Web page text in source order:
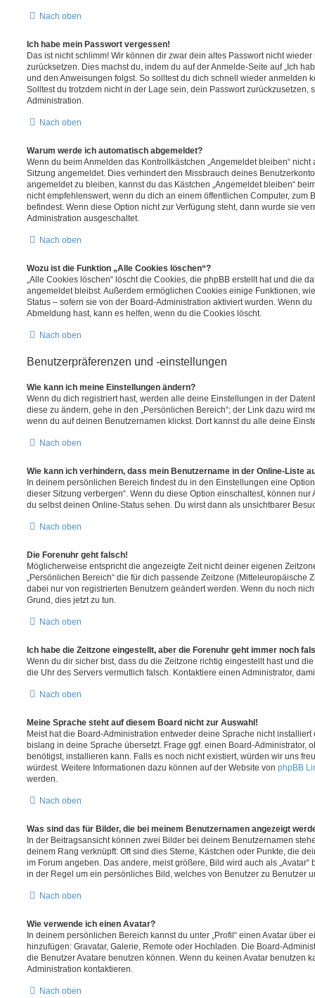
Nach oben
Ich habe mein Passwort vergessen!
Das ist nicht schlimm! Wir können dir zwar dein altes Passwort nicht
zurücksetzen. Dies machst du, indem du auf der Anmelde-Seite auf „Ich
und den Anweisungen folgst. So solltest du dich schnell wieder anmelden
Solltest du trotzdem nicht in der Lage sein, dein Passwort zurückzusetzen,
Administration.
Nach oben
Warum werde ich automatisch abgemeldet?
Wenn du beim Anmelden das Kontrollkästchen „Angemeldet bleiben“
Sitzung angemeldet. Dies verhindert den Missbrauch deines
angemeldet zu bleiben, kannst du das Kästchen „Angemeldet bleiben“
nicht empfehlenswert, wenn du dich an einem öffentlichen Computer, zum
befindest. Wenn diese Option nicht zur Verfügung steht, dann wurde sie
Administration ausgeschaltet.
Nach oben
Wozu ist die Funktion „Alle Cookies löschen“?
„Alle Cookies löschen“ löscht die Cookies, die phpBB erstellt hat und die
angemeldet bleibst. Außerdem ermöglichen Cookies einige Funktionen,
Status – sofern sie von der Board-Administration aktiviert wurden. Wenn
Abmeldung hast, kann es helfen, wenn du die Cookies löscht.
Nach oben
Benutzerpräferenzen und -einstellungen
Wie kann ich meine Einstellungen ändern?
Wenn du dich registriert hast, werden alle deine Einstellungen in der
diese zu ändern, gehe in den „Persönlichen Bereich“; der Link dazu wird
wenn du auf deinen Benutzernamen klickst. Dort kannst du alle deine
Nach oben
Wie kann ich verhindern, dass mein Benutzername in der Online-Liste
In deinem persönlichen Bereich findest du in den Einstellungen eine
dieser Sitzung verbergen“. Wenn du diese Option einschaltest, können
du selbst deinen Online-Status sehen. Du wirst dann als unsichtbarer
Nach oben
Die Forenuhr geht falsch!
Möglicherweise entspricht die angezeigte Zeit nicht deiner eigenen
„Persönlichen Bereich“ die für dich passende Zeitzone (Mitteleuropäische
dabei nur von registrierten Benutzern geändert werden. Wenn du noch
Grund, dies jetzt zu tun.
Nach oben
Ich habe die Zeitzone eingestellt, aber die Forenuhr geht immer noch
Wenn du dir sicher bist, dass du die Zeitzone richtig eingestellt hast und
die Uhr des Servers vermutlich falsch. Kontaktiere einen Administrator,
Nach oben
Meine Sprache steht auf diesem Board nicht zur Auswahl!
Meist hat die Board-Administration entweder deine Sprache nicht
bislang in deine Sprache übersetzt. Frage ggf. einen Board-Administrator,
benötigst, installieren kann. Falls es noch nicht existiert, würden wir uns
würdest. Weitere Informationen dazu können auf der Website von phpBB
werden.
Nach oben
Was sind das für Bilder, die bei meinem Benutzernamen angezeigt
In der Beitragsansicht können zwei Bilder bei deinem Benutzernamen
deinem Rang verknüpft: Oft sind dies Sterne, Kästchen oder Punkte, die
im Forum angeben. Das andere, meist größere, Bild wird auch als
in der Regel um ein persönliches Bild, welches von Benutzer zu Benutzer
Nach oben
Wie verwende ich einen Avatar?
In deinem persönlichen Bereich kannst du unter „Profil“ einen Avatar über
hinzufügen: Gravatar, Galerie, Remote oder Hochladen. Die Board-
die Benutzer Avatare benutzen können. Wenn du keinen Avatar benutzen
Administration kontaktieren.
Nach oben